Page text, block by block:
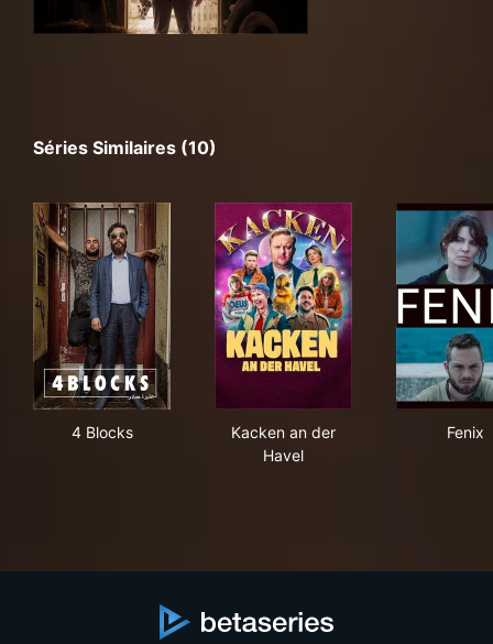
Séries Similaires (10)
4 Blocks
Kacken an der
Havel
Fenix